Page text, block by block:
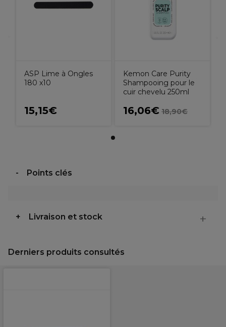
ASP Lime à Ongles
180 x10
15,15€
Kemon Care Purity
Shampooing pour le
cuir chevelu 250ml
16,06€ 18,90€
Points clés
Livraison et stock
Derniers produits consultés